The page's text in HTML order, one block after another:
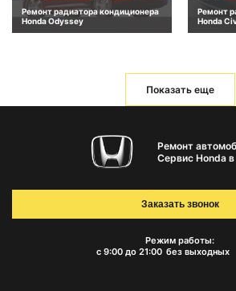
Ремонт радиатора кондиционера
Honda Odyssey
Ремонт
Honda
Показать еще
Ремонт
Сервис Honda
Режим работы:
с 9:00 до 21:00 без выходных
Заказать звонок